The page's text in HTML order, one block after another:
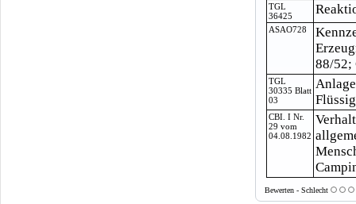
TGL
36425
ASAO728
88/52;
TGL
30335 Blatt
03
CBI. I Nr.
29 vom
04.08.1982
Bewerten - Schlecht